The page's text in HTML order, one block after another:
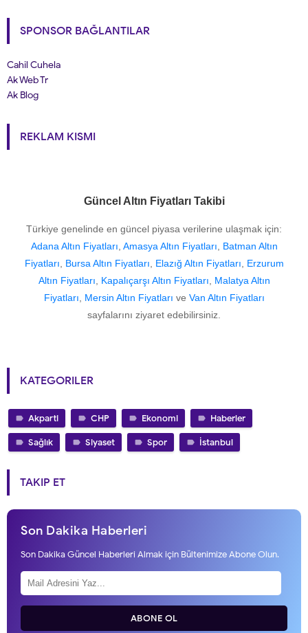
SPONSOR BAĞLANTILAR
Cahil Cuhela
Ak Web Tr
Ak Blog
REKLAM KISMI
Güncel Altın Fiyatları Takibi
Türkiye genelinde en güncel piyasa verilerine ulaşmak için:
Adana Altın Fiyatları, Amasya Altın Fiyatları, Batman Altın
Fiyatları, Bursa Altın Fiyatları, Elazığ Altın Fiyatları, Erzurum
Altın Fiyatları, Kapalıçarşı Altın Fiyatları, Malatya Altın
Fiyatları, Mersin Altın Fiyatları ve Van Altın Fiyatları
sayfalarını ziyaret edebilirsiniz.
KATEGORILER
Akparti CHP Ekonomi Haberler
Sağlık Siyaset Spor İstanbul
TAKIP ET
Son Dakika Haberleri
Son Dakika Güncel Haberleri Almak için Bültenimize Abone Olun.
ABONE OL